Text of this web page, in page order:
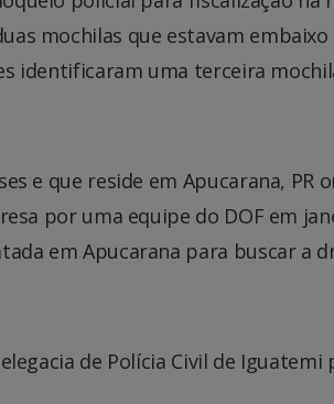
mochilas que estavam
identificaram uma terceira
e que reside em Apucarana, PR
por uma equipe do DOF em
em Apucarana para buscar a
de Polícia Civil de Iguatemi